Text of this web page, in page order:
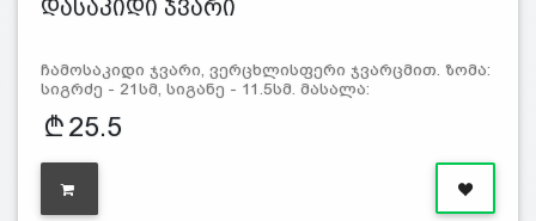
დასაკიდი ჯვარი
ჩამოსაკიდი ჯვარი, ვერცხლისფერი ჯვარცმით. ზომა:
სიგრძე - 21სმ, სიგანე - 11.5სმ. მასალა:
25.5